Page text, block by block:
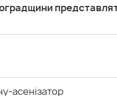
асенізатор